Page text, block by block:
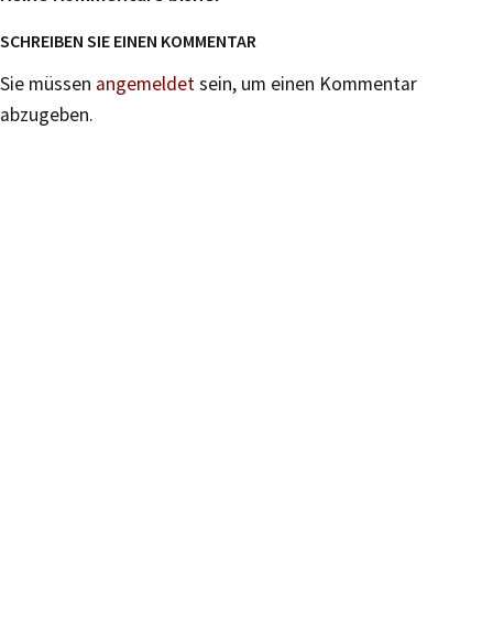
SCHREIBEN SIE EINEN KOMMENTAR
Sie müssen angemeldetsein, um einen Kommentar
abzugeben.